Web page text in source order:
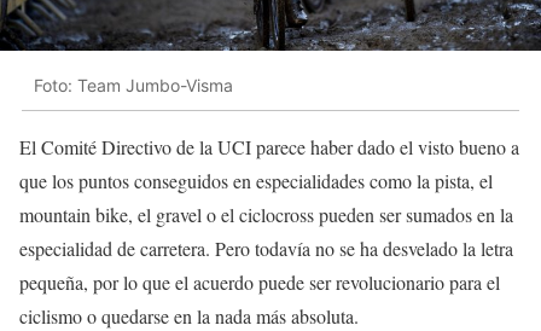
Foto: Team Jumbo-Visma
El Comité Directivo de la UCI parece haber dado el visto bueno a
que los puntos conseguidos en especialidades como la pista, el
mountain bike, el gravel o el ciclocross pueden ser sumados en la
especialidad de carretera. Pero todavía no se ha desvelado la letra
pequeña, por lo que el acuerdo puede ser revolucionario para el
ciclismo o quedarse en la nada más absoluta.